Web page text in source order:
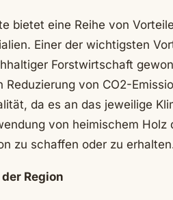
bietet eine Reihe von
Einer der wichtigsten
Forstwirtschaft
von CO2-
da es an das jeweilige
von heimischem Holz
zu schaffen oder zu
Region